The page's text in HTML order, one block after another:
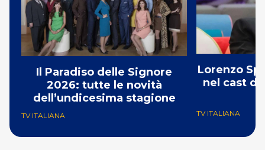
Il Paradiso delle Signore
2026: tutte le novità
dell’undicesima stagione
TV ITALIANA
Lorenzo
nel cast
TV ITALIANA